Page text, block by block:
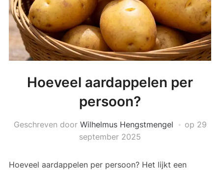
Hoeveel aardappelen per
persoon?
Geschreven door Wilhelmus Hengstmengel op 29
september 2025
Hoeveel aardappelen per persoon? Het lijkt een